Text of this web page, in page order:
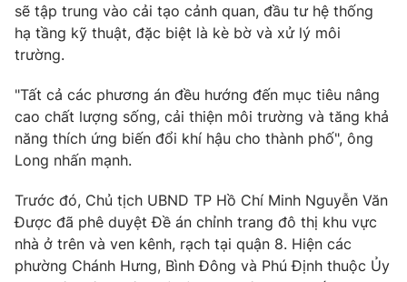
® Cấm sao chép dưới mọi hình thức nếu không có sự chấp
thuận bằng văn bản. Ghi rõ nguồn VTV.vn khi phát hành lại
thông tin từ website này.
sẽ tập trung vào cải tạo cảnh quan, đầu tư hệ thống
hạ tầng kỹ thuật, đặc biệt là kè bờ và xử lý môi
trường.
"Tất cả các phương án đều hướng đến mục tiêu nâng
cao chất lượng sống, cải thiện môi trường và tăng khả
năng thích ứng biến đổi khí hậu cho thành phố", ông
Long nhấn mạnh.
Trước đó, Chủ tịch UBND TP Hồ Chí Minh Nguyễn Văn
Được đã phê duyệt Đề án chỉnh trang đô thị khu vực
nhà ở trên và ven kênh, rạch tại quận 8. Hiện các
phường Chánh Hưng, Bình Đông và Phú Định thuộc Ủy